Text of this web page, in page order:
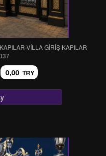
VİLLA GİRİŞ KAPILAR
0,00 TRY